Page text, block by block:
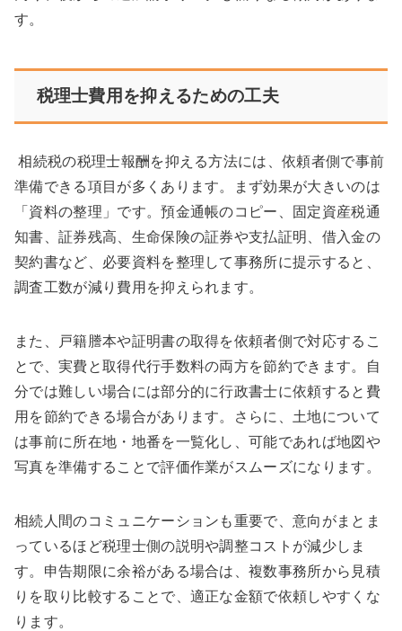
す。
税理士費用を抑えるための工夫
相続税の税理士報酬を抑える方法には、依頼者側で事前
準備できる項目が多くあります。まず効果が大きいのは
「資料の整理」です。預金通帳のコピー、固定資産税通
知書、証券残高、生命保険の証券や支払証明、借入金の
契約書など、必要資料を整理して事務所に提示すると、
調査工数が減り費用を抑えられます。
また、戸籍謄本や証明書の取得を依頼者側で対応するこ
とで、実費と取得代行手数料の両方を節約できます。自
分では難しい場合には部分的に行政書士に依頼すると費
用を節約できる場合があります。さらに、土地について
は事前に所在地・地番を一覧化し、可能であれば地図や
写真を準備することで評価作業がスムーズになります。
相続人間のコミュニケーションも重要で、意向がまとま
っているほど税理士側の説明や調整コストが減少しま
す。申告期限に余裕がある場合は、複数事務所から見積
りを取り比較することで、適正な金額で依頼しやすくな
ります。